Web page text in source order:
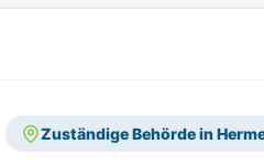
Zuständige Behörde in